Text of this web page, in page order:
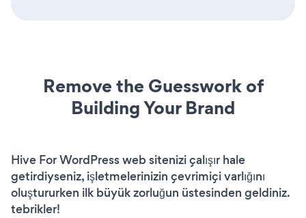
Remove the Guesswork of
Building Your Brand
Hive For WordPress web sitenizi çalışır hale
getirdiyseniz, işletmelerinizin çevrimiçi varlığını
oluştururken ilk büyük zorluğun üstesinden geldiniz.
tebrikler!